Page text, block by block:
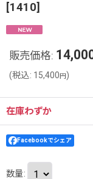
[1410]
販売価格:
(税込: 15,400円)
在庫わずか
Facebookでシェア
数量: